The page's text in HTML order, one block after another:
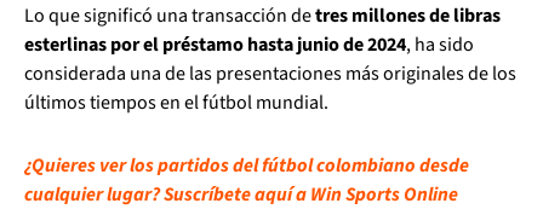
Lo que significó una transacción detres millones de libras
esterlinas por el préstamo hasta junio de 2024, ha sido
considerada una de las presentaciones más originales de los
últimos tiempos en el fútbol mundial.
¿Quieres ver los partidos del fútbol colombiano desde
cualquier lugar? Suscríbete aquí a Win Sports Online